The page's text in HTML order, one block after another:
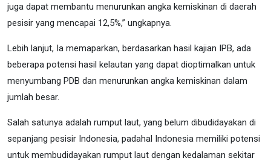
juga dapat membantu menurunkan angka kemiskinan di daerah
pesisir yang mencapai 12,5%,” ungkapnya.
Lebih lanjut, Ia memaparkan, berdasarkan hasil kajian IPB, ada
beberapa potensi hasil kelautan yang dapat dioptimalkan untuk
menyumbang PDB dan menurunkan angka kemiskinan dalam
jumlah besar.
Salah satunya adalah rumput laut, yang belum dibudidayakan di
sepanjang pesisir Indonesia, padahal Indonesia memiliki potensi
untuk membudidayakan rumput laut dengan kedalaman sekitar